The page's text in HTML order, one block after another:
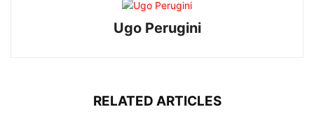
Ugo Perugini
RELATED ARTICLES